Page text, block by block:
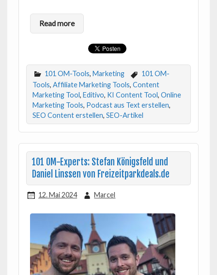
Read more
101 OM-Tools, Marketing
101 OM-
Tools, Affiliate Marketing Tools, Content
Marketing Tool, Editivo, KI Content Tool, Online
Marketing Tools, Podcast aus Text erstellen,
SEO Content erstellen, SEO-Artikel
101 OM-Experts: Stefan Königsfeld und
Daniel Linssen von Freizeitparkdeals.de
12. Mai 2024 Marcel